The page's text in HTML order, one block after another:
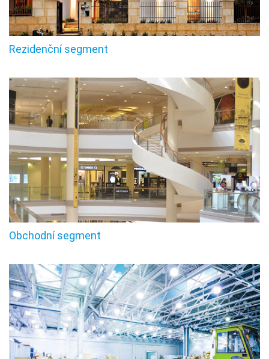
Rezidenční segment
Obchodní segment